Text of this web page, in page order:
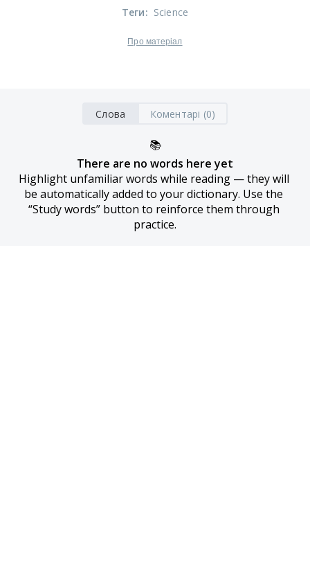
Теги: Science
Про матеріал
Слова Коментарі (0)
📚
There are no words here yet
Highlight unfamiliar words while reading — they will
be automatically added to your dictionary. Use the
“Study words” button to reinforce them through
practice.